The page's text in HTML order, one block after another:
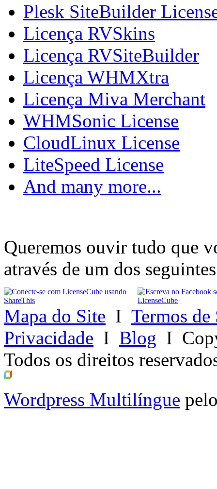
Plesk SiteBuilder
Licença RVSkins
Licença RVSiteBuilder
Licença WHMXtra
Licença Miva Merchant
WHMSonic License
CloudLinux License
LiteSpeed License
And many more...
Queremos ouvir tudo que
através de um dos
Mapa do Site I Termos
Privacidade I Blog I
Todos os direitos
Wordpress Multilíngue